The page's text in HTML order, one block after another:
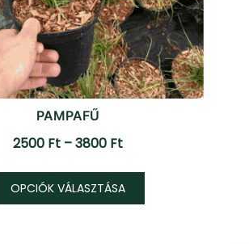
PAMPAFŰ
2500 Ft –3800 FtÁrtartomány:
-
3800 Ft
OPCIÓK VÁLASZTÁSA
Ennek